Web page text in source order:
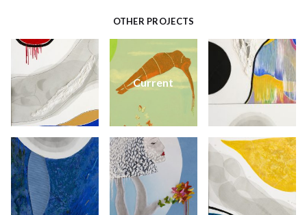
OTHER PROJECTS
Current